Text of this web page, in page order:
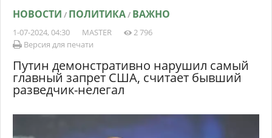
НОВОСТИ / ПОЛИТИКА/ ВАЖНО
1-07-2024, 04:30 MASTER
2 796
Версия для печати
Путин демонстративно нарушил самый
главный запрет США, считает бывший
разведчик-нелегал